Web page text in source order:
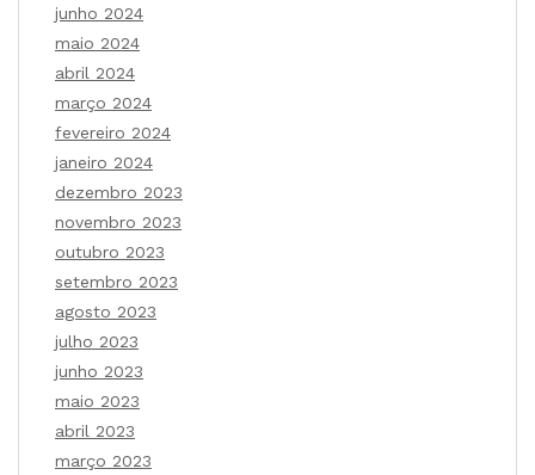
junho 2024
maio 2024
abril 2024
março 2024
fevereiro 2024
janeiro 2024
dezembro 2023
novembro 2023
outubro 2023
setembro 2023
agosto 2023
julho 2023
junho 2023
maio 2023
abril 2023
março 2023